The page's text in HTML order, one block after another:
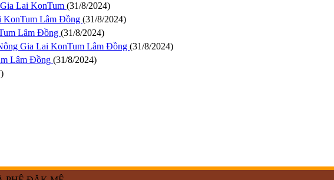
Lai KonTum (31/8/2024)
KonTum Lâm Đồng (31/8/2024)
Lâm Đồng (31/8/2024)
Gia Lai KonTum Lâm Đồng (31/8/2024)
Lâm Đồng (31/8/2024)